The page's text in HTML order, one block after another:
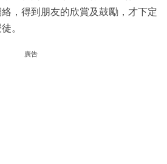
，得到朋友的欣賞及鼓勵，才下定
。
廣告